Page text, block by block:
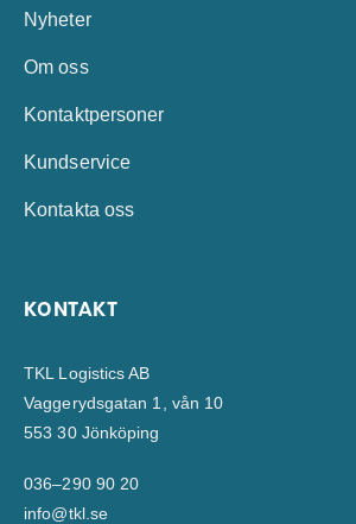
Nyheter
Om oss
Kontaktpersoner
Kundservice
Kontakta oss
KONTAKT
TKL Logistics AB
Vaggerydsgatan 1, vån 10
553 30 Jönköping
036–290 90 20
info@tkl.se